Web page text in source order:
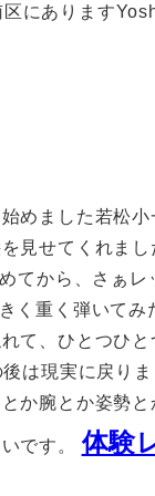
にあります
ました若松
せてくれま
から、さぁ
重く弾いて
、ひとつひ
現実に戻り
腕とか姿勢
いです。体験